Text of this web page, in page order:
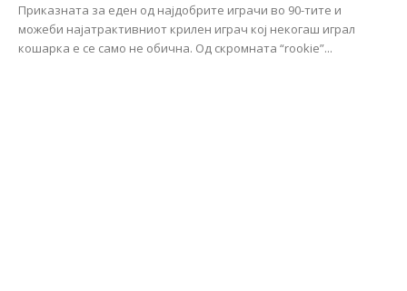
Приказната за еден од најдобрите играчи во 90-тите и
можеби најатрактивниот крилен играч кој некогаш играл
кошарка е се само не обична. Од скромната “rookie”...